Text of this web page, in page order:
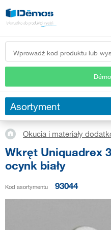
Asortyment
Okucia i materiały
Wkręt Uniquadrex
ocynk biały
Kod asortymentu 93044